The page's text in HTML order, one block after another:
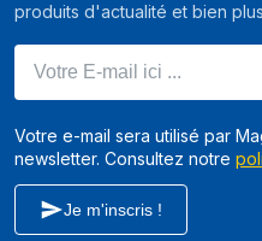
produits d'actualité et bien
Votre e-mail sera utilisé par
newsletter. Consultez notre
Je m'inscris !